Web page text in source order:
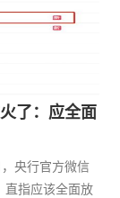
了：应全面
央行官方微信
直指应该全面放